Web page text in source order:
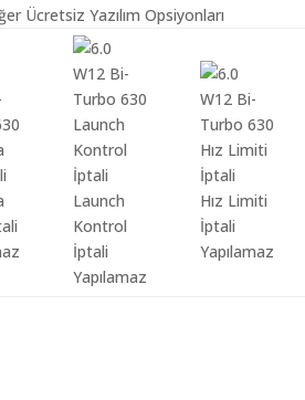
Ücretsiz Yazılım Opsiyonları
Launch
Kontrol
İptali
Yapılamaz
Hız Limiti
İptali
Yapılamaz